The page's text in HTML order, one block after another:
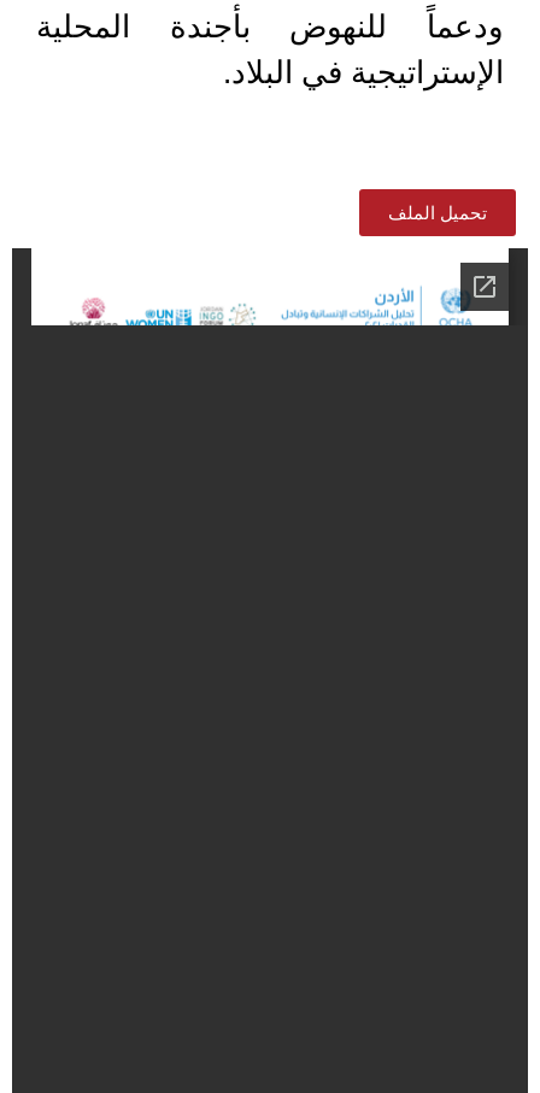
ودعماً للنهوض بأجندة المحلية
الإستراتيجية في البلاد.
تحميل الملف